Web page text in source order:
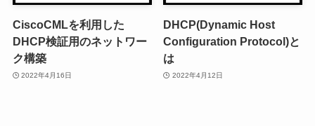
CiscoCMLを利用した
DHCP検証用のネットワー
ク構築
2022年4月16日
DHCP(Dynamic Host
Configuration Protocol)と
は
2022年4月12日